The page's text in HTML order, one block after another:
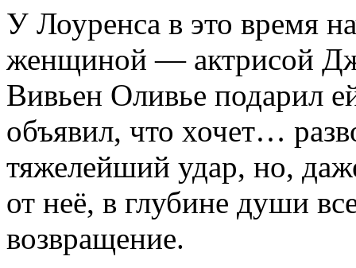
У Лоуренса в это время
женщиной — актрисой
Вивьен Оливье подарил
объявил, что хочет…
тяжелейший удар, но,
от неё, в глубине души
возвращение.